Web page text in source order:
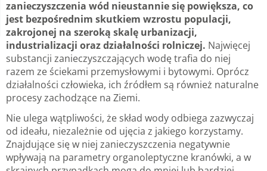
zanieczyszczenia wód nieustannie się powiększa, co
jest bezpośrednim skutkiem wzrostu populacji,
zakrojonej na szeroką skalę urbanizacji,
industrializacji oraz działalności rolniczej. Najwięcej
substancji zanieczyszczających wodę trafia do niej
razem ze ściekami przemysłowymi i bytowymi. Oprócz
działalności człowieka, ich źródłem są również naturalne
procesy zachodzące na Ziemi.
Nie ulega wątpliwości, że skład wody odbiega zazwyczaj
od ideału, niezależnie od ujęcia z jakiego korzystamy.
Znajdujące się w niej zanieczyszczenia negatywnie
wpływają na parametry organoleptyczne kranówki, a w